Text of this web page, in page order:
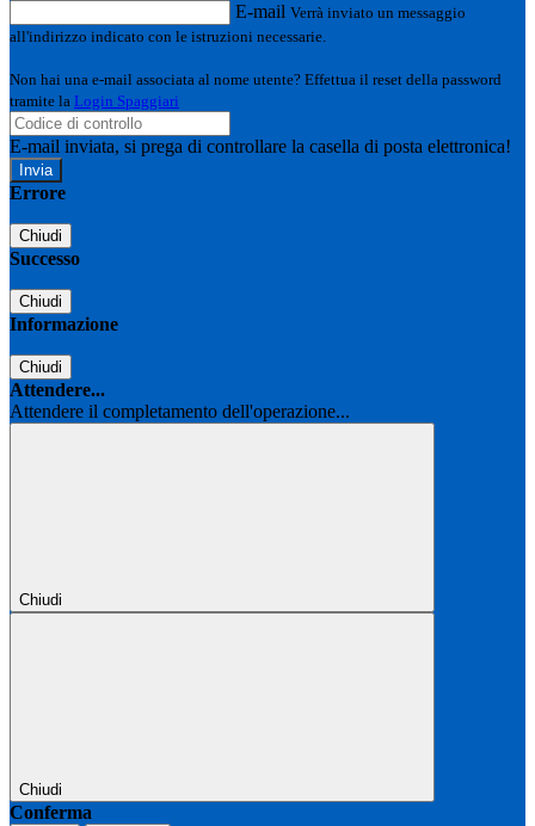
E-mail Verrà inviato un messaggio
all'indirizzo indicato con le istruzioni necessarie.
Non hai una e-mail associata al nome utente? Effettua il reset della password
tramite la Login Spaggiari
E-mail inviata, si prega di controllare la casella di posta elettronica!
Errore
Chiudi
Successo
Chiudi
Informazione
Chiudi
Attendere...
Attendere il completamento dell'operazione...
Chiudi
Chiudi
Conferma